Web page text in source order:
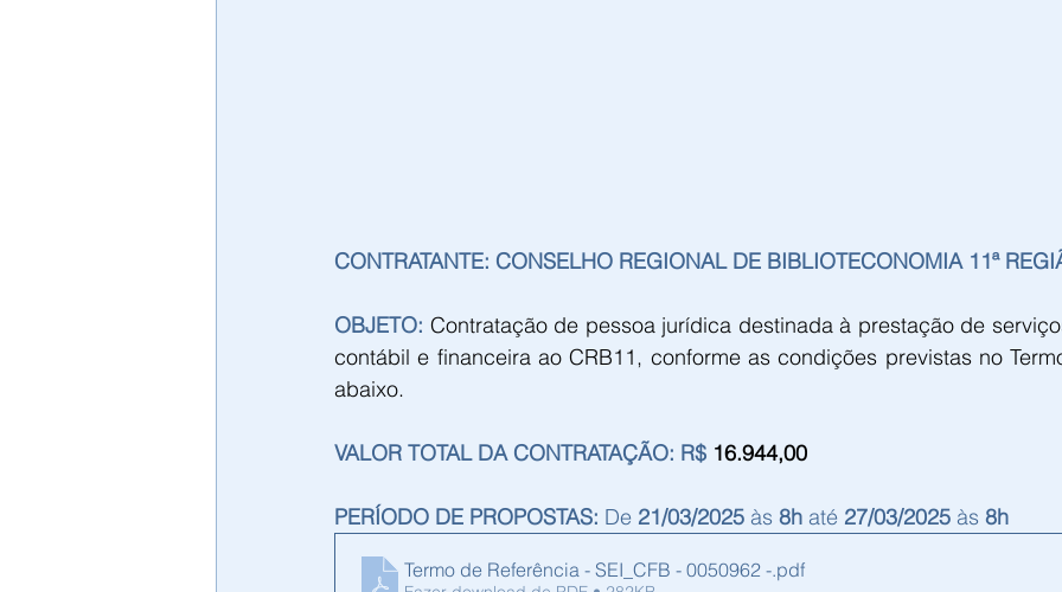
CONTRATANTE: CONSELHO REGIONAL DE BIBLIOTECONOMIA 11ª
OBJETO: Contratação de pessoa jurídica destinada à prestação de
contábil e financeira ao CRB11, conforme as condições previstas no
abaixo.
VALOR TOTAL DA CONTRATAÇÃO: R$ 16.944,00
PERÍODO DE PROPOSTAS: De 21/03/2025 às 8h até 27/03/2025 às 8h
Termo de Referência - SEI_CFB - 0050962 -.pdf